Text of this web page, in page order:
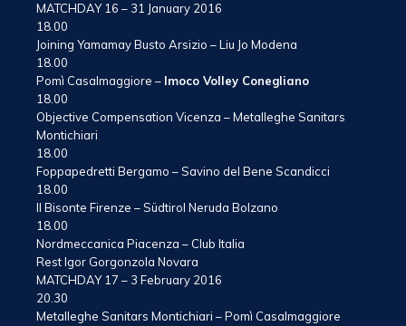
MATCHDAY 16 – 31 January 2016
18.00
Joining Yamamay Busto Arsizio – Liu Jo Modena
18.00
Pomì Casalmaggiore – Imoco Volley Conegliano
18.00
Objective Compensation Vicenza – Metalleghe Sanitars
Montichiari
18.00
Foppapedretti Bergamo – Savino del Bene Scandicci
18.00
Il Bisonte Firenze – Südtirol Neruda Bolzano
18.00
Nordmeccanica Piacenza – Club Italia
Rest Igor Gorgonzola Novara
MATCHDAY 17 – 3 February 2016
20.30
Metalleghe Sanitars Montichiari – Pomì Casalmaggiore